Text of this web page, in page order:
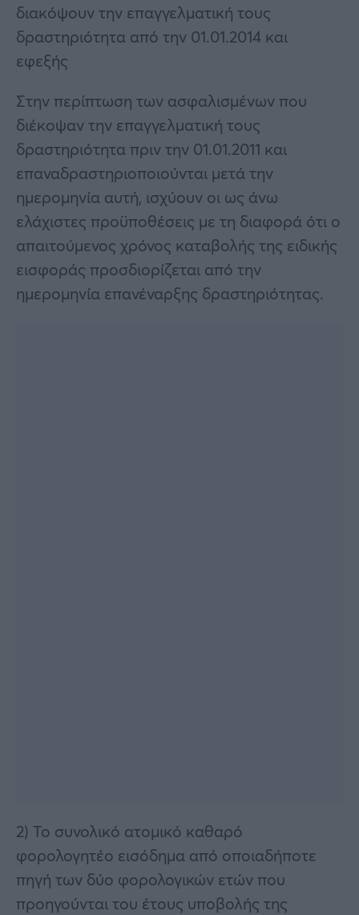
διακόψουν την επαγγελματική τους
δραστηριότητα από την 01.01.2014 και
εφεξής
Στην περίπτωση των ασφαλισμένων που
διέκοψαν την επαγγελματική τους
δραστηριότητα πριν την 01.01.2011 και
επαναδραστηριοποιούνται μετά την
ημερομηνία αυτή, ισχύουν οι ως άνω
ελάχιστες προϋποθέσεις με τη διαφορά ότι ο
απαιτούμενος χρόνος καταβολής της ειδικής
εισφοράς προσδιορίζεται από την
ημερομηνία επανέναρξης δραστηριότητας.
2) Το συνολικό ατομικό καθαρό
φορολογητέο εισόδημα από οποιαδήποτε
πηγή των δύο φορολογικών ετών που
προηγούνται του έτους υποβολής της